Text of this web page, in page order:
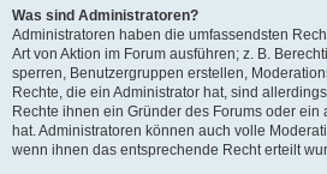
Was sind Administratoren?
Administratoren haben die umfassendsten
Art von Aktion im Forum ausführen; z. B.
sperren, Benutzergruppen erstellen,
Rechte, die ein Administrator hat, sind
Rechte ihnen ein Gründer des Forums oder ein
hat. Administratoren können auch volle
wenn ihnen das entsprechende Recht erteilt